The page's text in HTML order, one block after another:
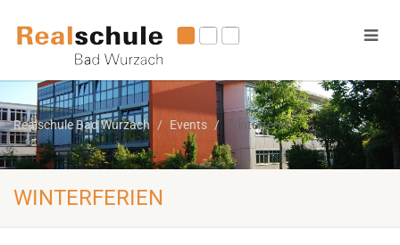
Realschule Bad Wurzach Events Winterferien
WINTERFERIEN